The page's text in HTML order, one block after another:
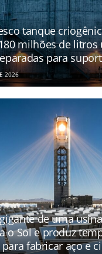
tanque
milhões de litros
para
2026
de uma
o Sol e produz
fabricar aço e